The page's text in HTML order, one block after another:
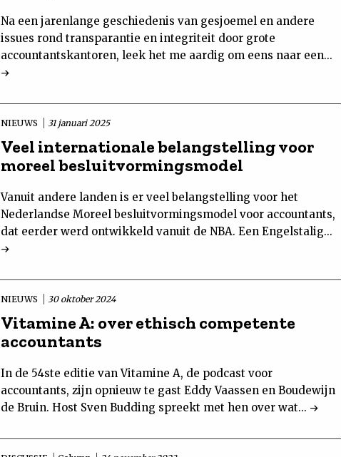
Na een jarenlange geschiedenis van gesjoemel en andere
issues rond transparantie en integriteit door grote
accountantskantoren, leek het me aardig om eens naar een...
NIEUWS 31 januari 2025
Veel internationale belangstelling voor
moreel besluitvormingsmodel
Vanuit andere landen is er veel belangstelling voor het
Nederlandse Moreel besluitvormingsmodel voor accountants,
dat eerder werd ontwikkeld vanuit de NBA. Een Engelstalig...
NIEUWS 30 oktober 2024
Vitamine A: over ethisch competente
accountants
In de 54ste editie van Vitamine A, de podcast voor
accountants, zijn opnieuw te gast Eddy Vaassen en Boudewijn
de Bruin. Host Sven Budding spreekt met hen over wat...